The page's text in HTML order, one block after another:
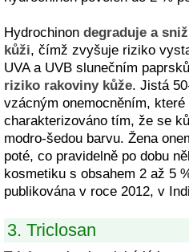
Hydrochinon degraduje a
kůži, čímž zvyšuje riziko
UVA a UVB slunečním
riziko rakoviny kůže. Jistá
vzácným onemocněním,
charakterizováno tím, že se
modro-šedou barvu. Žena
poté, co pravidelně po dobu
kosmetiku s obsahem 2 až 5
publikována v roce 2012, v
3. Triclosan